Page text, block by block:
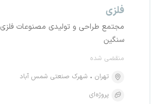
فلزی
مجتمع طراحی و تولیدی مصنوعات فلزی
سنگین
منقضی شده
تهران
شهرک صنعتی شمس آباد
پروژه‌ای